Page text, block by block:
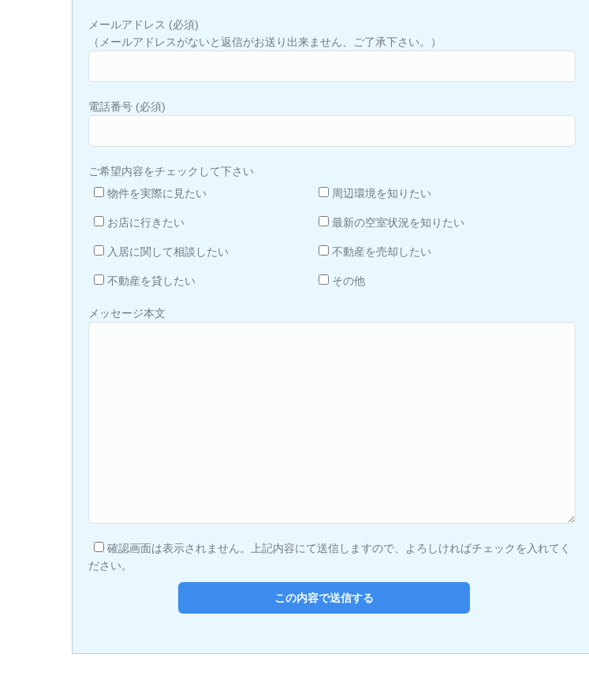
メールアドレス (必須)
（メールアドレスがないと返信がお送り出来ません、ご了承下さい。）
電話番号 (必須)
ご希望内容をチェックして下さい
物件を実際に見たい
周辺環境を知りたい
お店に行きたい 最新の空室状況を知りたい
入居に関して相談したい 不動産を売却したい
不動産を貸したい その他
メッセージ本文
確認画面は表示されません。上記内容にて送信しますので、よろしければチェックを入れてく
ださい。